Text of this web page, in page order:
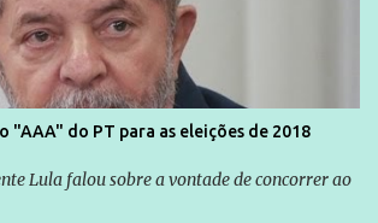
"AAA" do PT para as eleições de 2018
Lula falou sobre a vontade de concorrer ao